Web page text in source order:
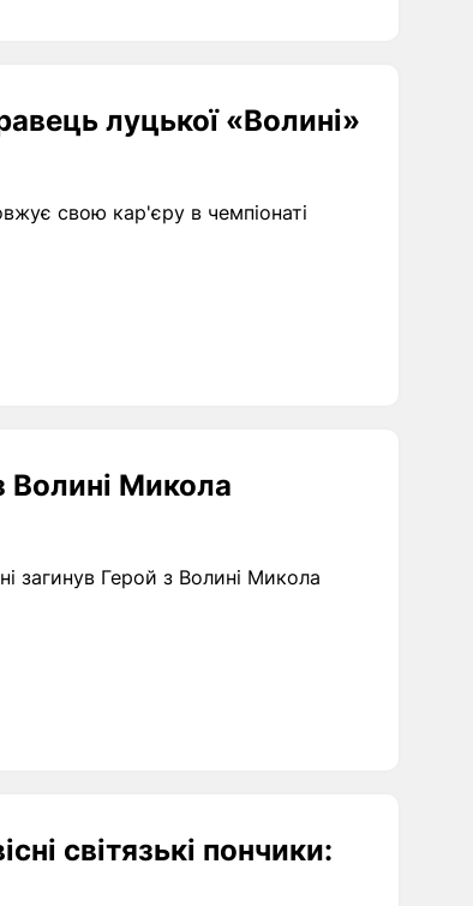
луцької «Волині»
свою кар'єру в чемпіонаті
Волині Микола
загинув Герой з Волині Микола
світязькі пончики: